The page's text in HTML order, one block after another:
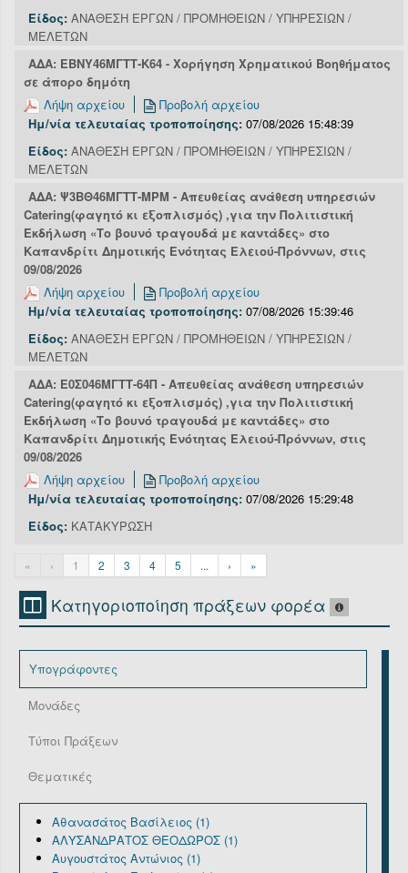
Είδος: ΑΝΑΘΕΣΗ ΕΡΓΩΝ / ΠΡΟΜΗΘΕΙΩΝ / ΥΠΗΡΕΣΙΩΝ /
ΜΕΛΕΤΩΝ
ΑΔΑ: ΕΒΝΥ46ΜΓΤΤ-Κ64 - Χορήγηση Χρηματικού Βοηθήματος
σε άπορο δημότη
Λήψη αρχείου
Προβολή αρχείου
Ημ/νία τελευταίας τροποποίησης: 07/08/2026 15:48:39
Είδος: ΑΝΑΘΕΣΗ ΕΡΓΩΝ / ΠΡΟΜΗΘΕΙΩΝ / ΥΠΗΡΕΣΙΩΝ /
ΜΕΛΕΤΩΝ
ΑΔΑ: Ψ3ΒΘ46ΜΓΤΤ-ΜΡΜ - Απευθείας ανάθεση υπηρεσιών
Catering(φαγητό κι εξοπλισμός) ,για την Πολιτιστική
Εκδήλωση «Το βουνό τραγουδά με καντάδες» στο
Καπανδρίτι Δημοτικής Ενότητας Ελειού-Πρόννων, στις
09/08/2026
Λήψη αρχείου
Προβολή αρχείου
Ημ/νία τελευταίας τροποποίησης: 07/08/2026 15:39:46
Είδος: ΑΝΑΘΕΣΗ ΕΡΓΩΝ / ΠΡΟΜΗΘΕΙΩΝ / ΥΠΗΡΕΣΙΩΝ /
ΜΕΛΕΤΩΝ
ΑΔΑ: Ε0Σ046ΜΓΤΤ-64Π - Απευθείας ανάθεση υπηρεσιών
Catering(φαγητό κι εξοπλισμός) ,για την Πολιτιστική
Εκδήλωση «Το βουνό τραγουδά με καντάδες» στο
Καπανδρίτι Δημοτικής Ενότητας Ελειού-Πρόννων, στις
09/08/2026
Λήψη αρχείου
Προβολή αρχείου
Ημ/νία τελευταίας τροποποίησης: 07/08/2026 15:29:48
Είδος: ΚΑΤΑΚΥΡΩΣΗ
« ‹ 1 2 3 4 5 ... › »
Κατηγοριοποίηση πράξεων φορέα
Υπογράφοντες
Μονάδες
Τύποι Πράξεων
Θεματικές
Αθανασάτος Βασίλειος (1)
ΑΛΥΣΑΝΔΡΑΤΟΣ ΘΕΟΔΩΡΟΣ (1)
Αυγουστάτος Αντώνιος (1)